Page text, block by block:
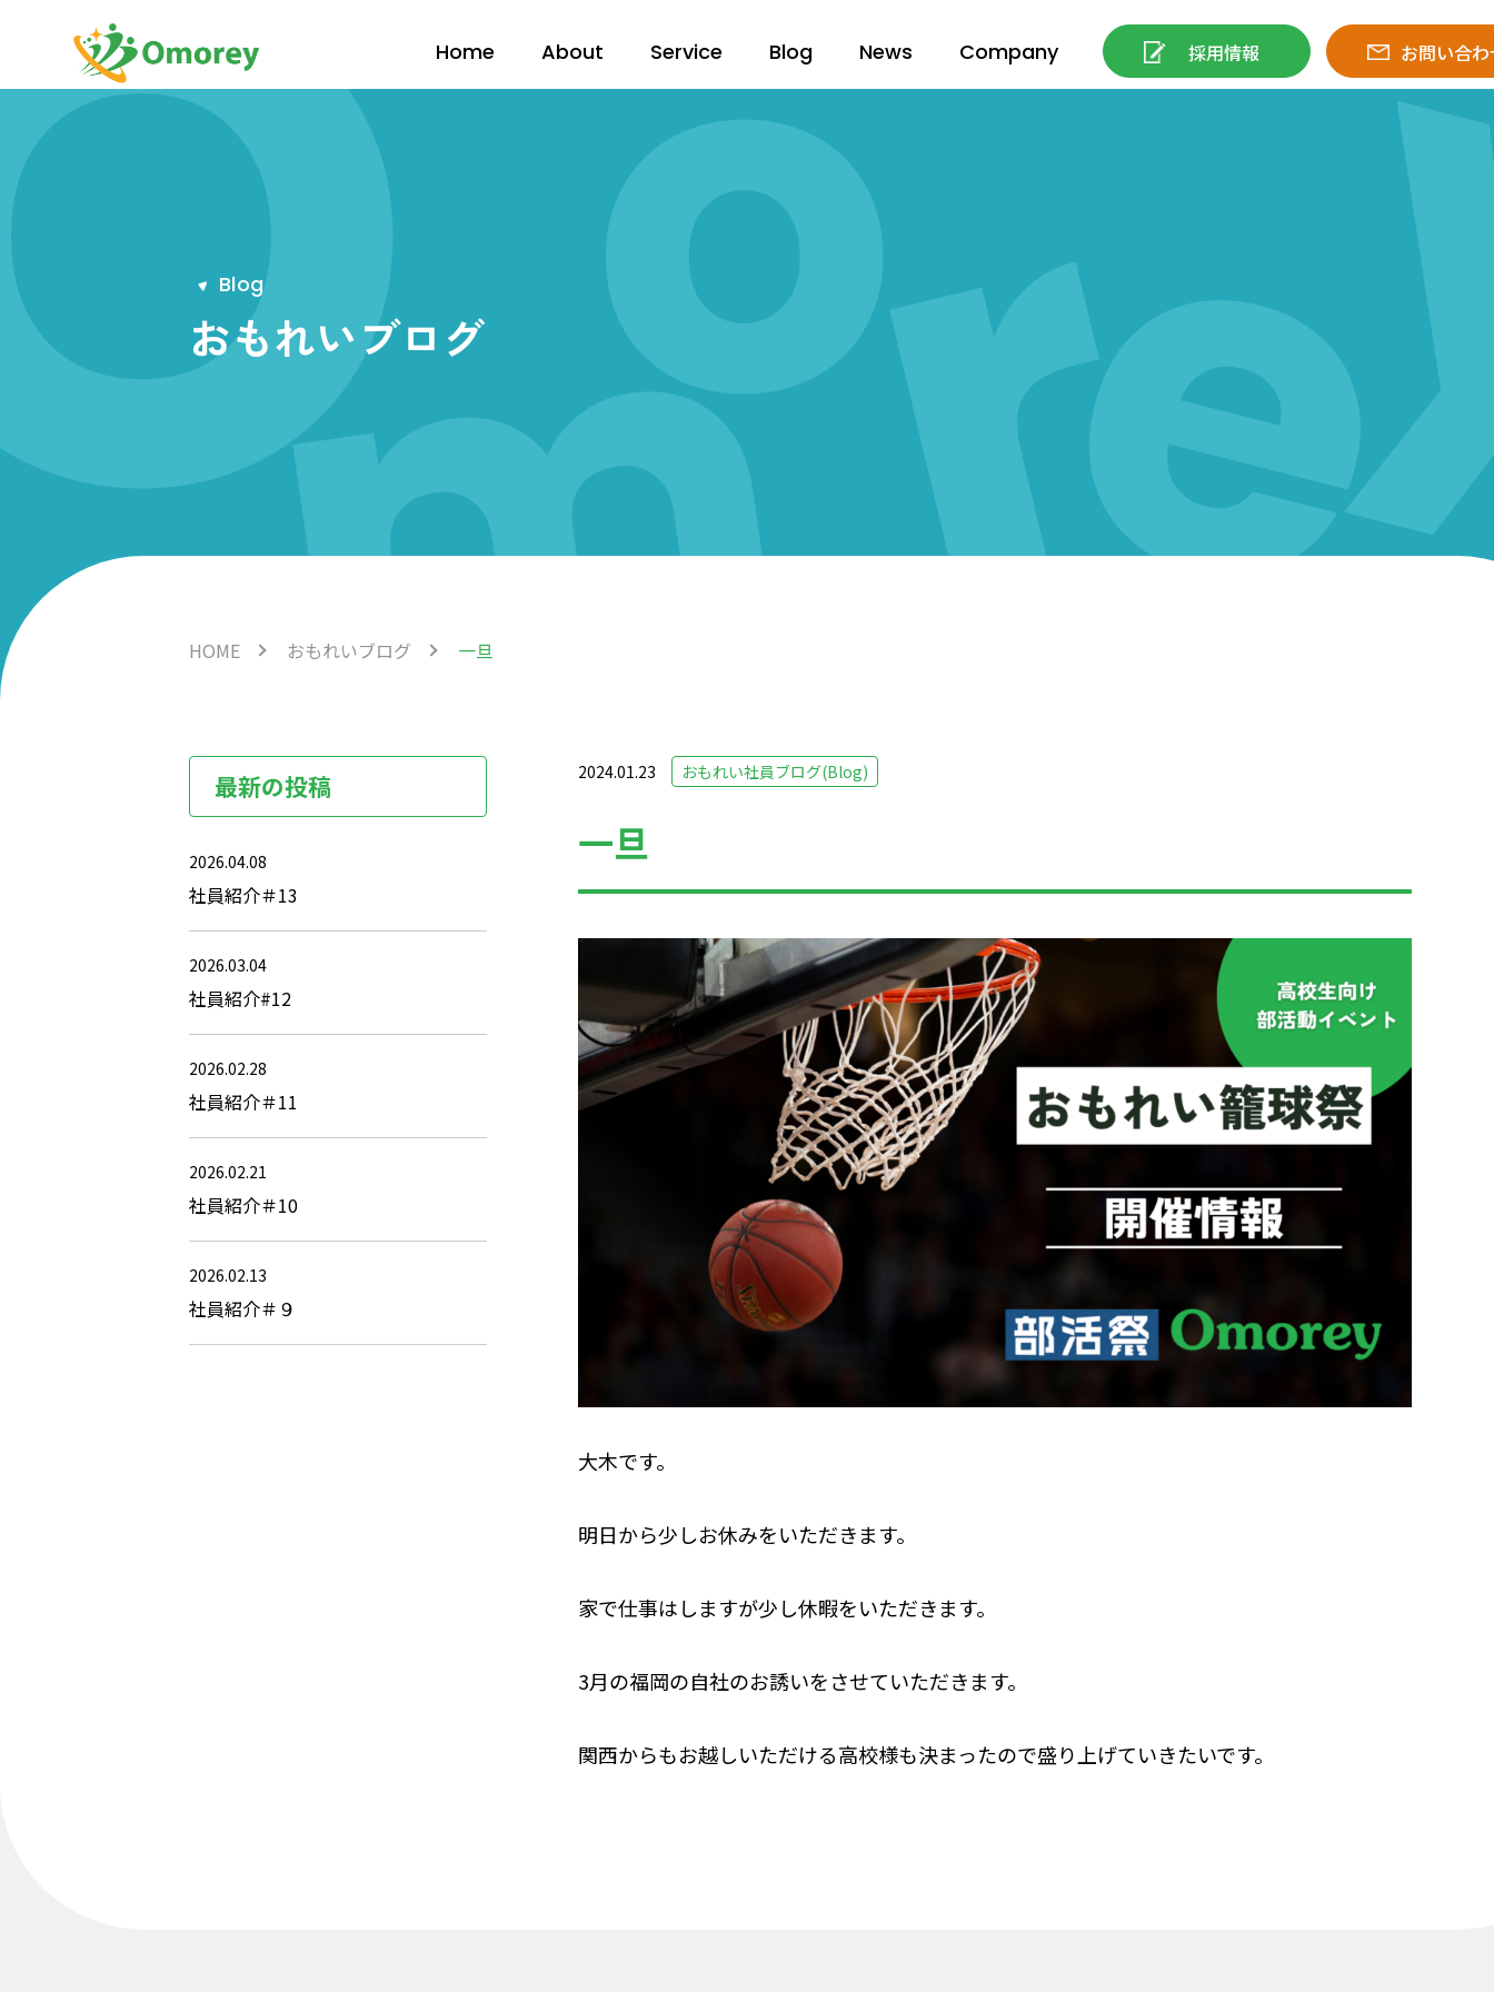
Home About Service Blog News Company 採用情報 お問い合
Blog
おもれいブログ
HOME おもれいブログ 一旦
2024.01.23 おもれい社員ブログ(Blog)
一旦
大木です。
明日から少しお休みをいただきます。
家で仕事はしますが少し休暇をいただきます。
3月の福岡の自社のお誘いをさせていただきます。
関西からもお越しいただける高校様も決まったので盛り上げていきたいです。
最新の投稿
2026.04.08
社員紹介＃13
2026.03.04
社員紹介#12
2026.02.28
社員紹介＃11
2026.02.21
社員紹介＃10
2026.02.13
社員紹介＃９